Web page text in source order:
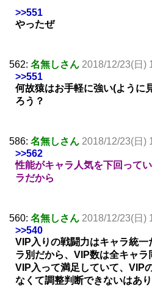
>>551
やったぜ
562: 名無しさん 2018/12/23(日)
>>551
何故猿はお手軽に強い(ように
ろう？
586: 名無しさん 2018/12/23(日)
>>562
性能がキャラ人気を下回って
ラだから
560: 名無しさん 2018/12/23(日)
>>540
VIP入りの戦闘力はキャラ統
ラ別だから、VIP数は全キャ
VIP入って満足していて、VIP
なくて調整判断できないはあ